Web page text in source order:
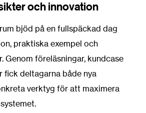
och innovation
bjöd på en fullspäckad dag
praktiska exempel och
Genom föreläsningar, kundcase
fick deltagarna både nya
verktyg för att maximera